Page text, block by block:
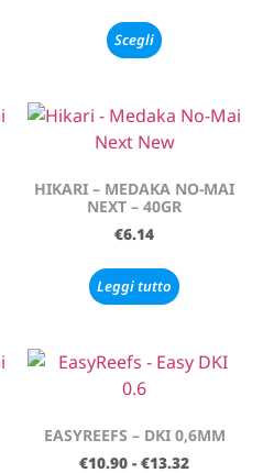
Scegli
HIKARI – MEDAKA NO-MAI
NEXT – 40GR
€6.14
Leggi tutto
EASYREEFS – DKI 0,6MM
€10.90 - €13.32